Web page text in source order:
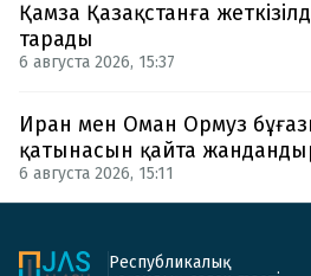
Қамза Қазақстанға
тарады
6 августа 2026, 15:37
Иран мен Оман Ормуз
қатынасын қайта
6 августа 2026, 15:11
Республикалық